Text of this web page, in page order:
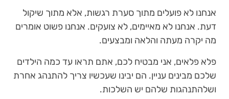
אנחנו לא פועלים מתוך סערת רגשות, אלא מתוך שיקול
דעת. אנחנו לא מאיימים, לא צועקים. אנחנו פשוט אומרים
מה יקרה מעתה והלאה ומבצעים.
פלא פלאים, אני מבטיח לכם, אתם תראו עד כמה הילדים
שלכם מבינים עניין. הם יבינו שעכשיו צריך להתנהג אחרת
ושלהתנהגות שלהם יש השלכות.